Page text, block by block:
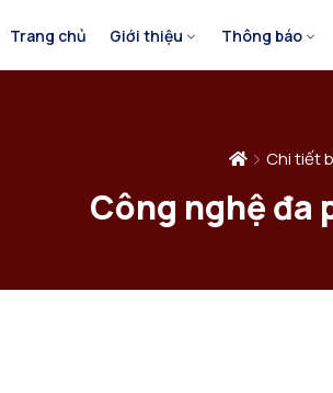
Trang chủ Giới thiệu Thông báo
Chi tiết
Công nghệ đa